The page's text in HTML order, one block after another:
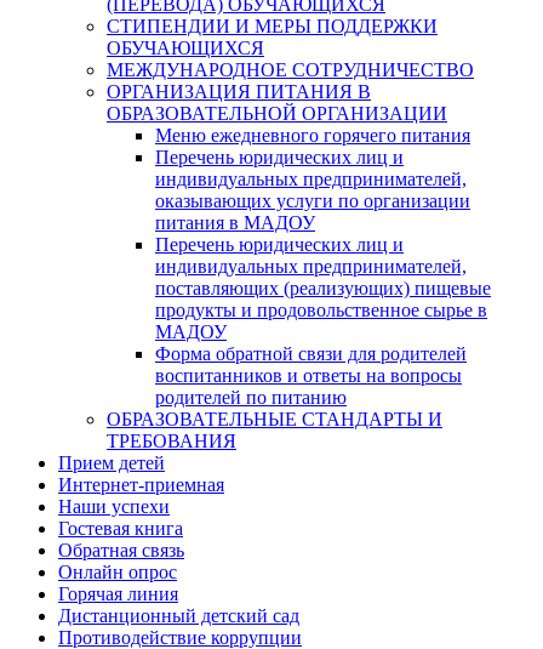
СТИПЕНДИИ И МЕРЫ ПОДДЕРЖКИ
ОБУЧАЮЩИХСЯ
МЕЖДУНАРОДНОЕ СОТРУДНИЧЕСТВО
ОРГАНИЗАЦИЯ ПИТАНИЯ В
ОБРАЗОВАТЕЛЬНОЙ ОРГАНИЗАЦИИ
Меню ежедневного горячего питания
Перечень юридических лиц и
индивидуальных предпринимателей,
оказывающих услуги по организации
питания в МАДОУ
Перечень юридических лиц и
индивидуальных предпринимателей,
поставляющих (реализующих) пищевые
продукты и продовольственное сырье в
МАДОУ
Форма обратной связи для родителей
воспитанников и ответы на вопросы
родителей по питанию
ОБРАЗОВАТЕЛЬНЫЕ СТАНДАРТЫ И
ТРЕБОВАНИЯ
Прием детей
Интернет-приемная
Наши успехи
Гостевая книга
Обратная связь
Онлайн опрос
Горячая линия
Дистанционный детский сад
Противодействие коррупции